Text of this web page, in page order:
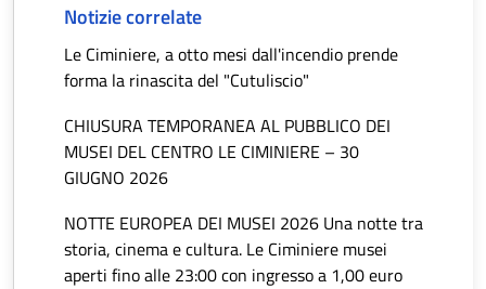
Notizie correlate
Le Ciminiere, a otto mesi dall'incendio prende
forma la rinascita del "Cutuliscio"
CHIUSURA TEMPORANEA AL PUBBLICO DEI
MUSEI DEL CENTRO LE CIMINIERE – 30
GIUGNO 2026
NOTTE EUROPEA DEI MUSEI 2026 Una notte tra
storia, cinema e cultura. Le Ciminiere musei
aperti fino alle 23:00 con ingresso a 1,00 euro